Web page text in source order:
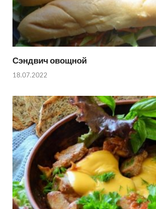
Сэндвич овощной
18.07.2022